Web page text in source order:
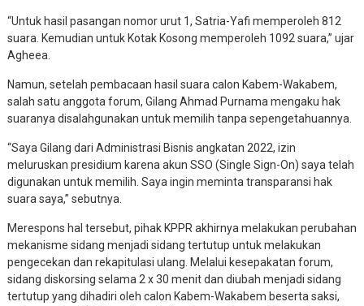
“Untuk hasil pasangan nomor urut 1, Satria-Yafi memperoleh 812
suara. Kemudian untuk Kotak Kosong memperoleh 1092 suara,” ujar
Agheea.
Namun, setelah pembacaan hasil suara calon Kabem-Wakabem,
salah satu anggota forum, Gilang Ahmad Purnama mengaku hak
suaranya disalahgunakan untuk memilih tanpa sepengetahuannya.
“Saya Gilang dari Administrasi Bisnis angkatan 2022, izin
meluruskan presidium karena akun SSO (Single Sign-On) saya telah
digunakan untuk memilih. Saya ingin meminta transparansi hak
suara saya,” sebutnya.
Merespons hal tersebut, pihak KPPR akhirnya melakukan perubahan
mekanisme sidang menjadi sidang tertutup untuk melakukan
pengecekan dan rekapitulasi ulang. Melalui kesepakatan forum,
sidang diskorsing selama 2 x 30 menit dan diubah menjadi sidang
tertutup yang dihadiri oleh calon Kabem-Wakabem beserta saksi,